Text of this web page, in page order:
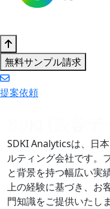
無料サンプル請求
提案依頼
SDKI Analyticsは、日
ルティング会社です。
と背景を持つ幅広い実
上の経験に基づき、お
門知識をご提供いたしま